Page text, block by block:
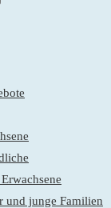
und junge Familien